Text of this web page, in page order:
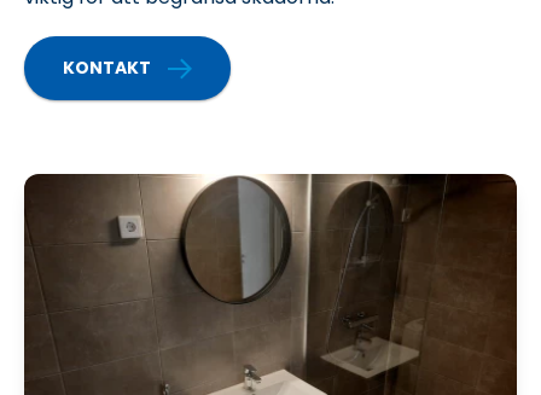
KONTAKT
MER OM KAPITLET SKADOR